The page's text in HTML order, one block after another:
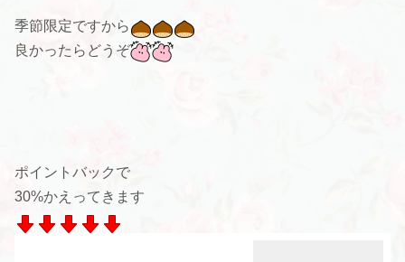
季節限定ですから
良かったらどうぞ
ポイントバックで
30%かえってきます